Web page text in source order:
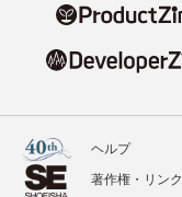
ヘルプ
著作権・リンク